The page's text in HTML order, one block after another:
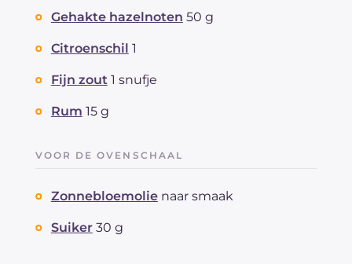
Gehakte hazelnoten 50 g
Citroenschil 1
Fijn zout 1 snufje
Rum 15 g
VOOR DE OVENSCHAAL
Zonnebloemolie naar smaak
Suiker 30 g